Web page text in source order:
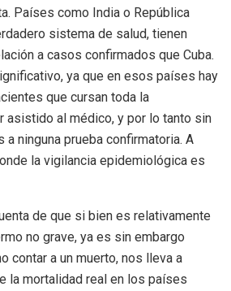
Países como India o República
sistema de salud, tienen
a casos confirmados que Cuba.
ya que en esos países hay
que cursan toda la
asistido al médico, y por lo tanto sin
ninguna prueba confirmatoria. A
la vigilancia epidemiológica es
de que si bien es relativamente
no grave, ya es sin embargo
contar a un muerto, nos lleva a
la mortalidad real en los países